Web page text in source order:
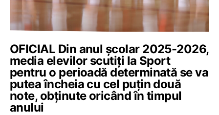
OFICIAL Din anul școlar 2025-2026,
media elevilor scutiți la Sport
pentru o perioadă determinată se va
putea încheia cu cel puțin două
note, obținute oricând în timpul
anului